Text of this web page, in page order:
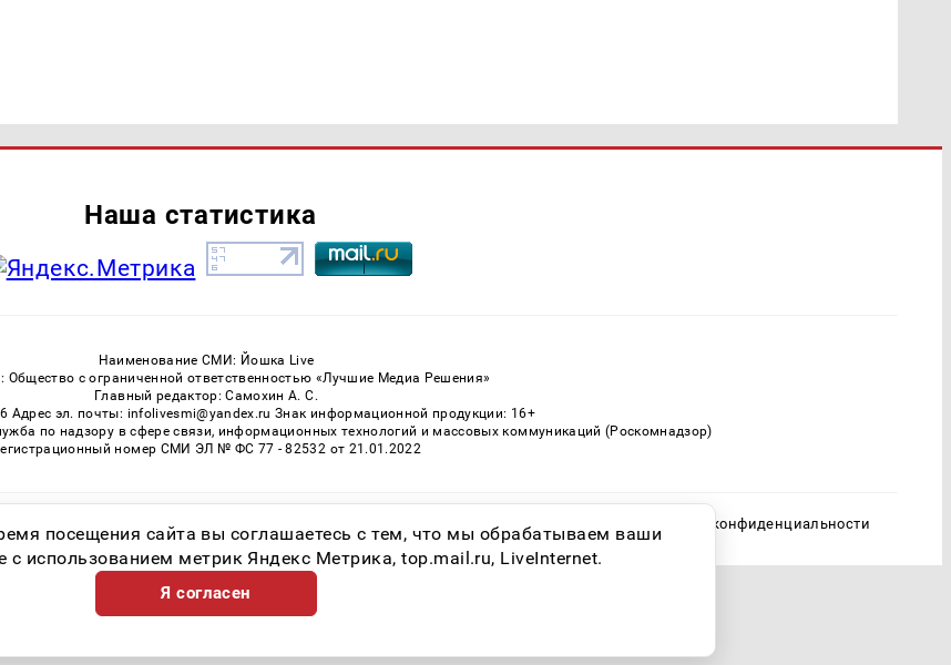
Наша статистика
Наименование СМИ: Йошка Live
Общество с ограниченной ответственностью «Лучшие Медиа Решения»
Главный редактор: Самохин А. С.
Адрес эл. почты: infolivesmi@yandex.ru Знак информационной продукции: 16+
по надзору в сфере связи, информационных технологий и массовых коммуникаций (Роскомнадзор)
номер СМИ ЭЛ № ФС 77 - 82532 от 21.01.2022
Возрастная категория сайта 16+ Политика конфиденциальности
посещения сайта вы соглашаетесь с тем, что мы обрабатываем ваши
с использованием метрик Яндекс Метрика, top.mail.ru, LiveInternet.
Я согласен